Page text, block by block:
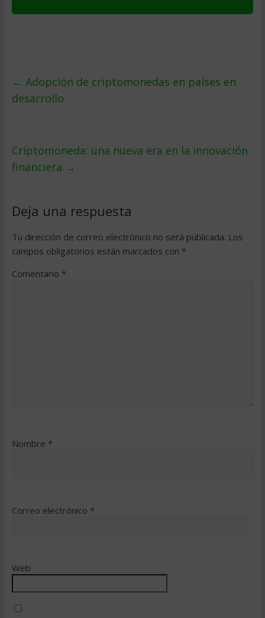
← Adopción de criptomonedas en países en
desarrollo
Criptomoneda: una nueva era en la innovación
financiera →
Deja una respuesta
Tu dirección de correo electrónico no será publicada. Los
campos obligatorios están marcados con *
Comentario *
Nombre *
Correo electrónico *
Web